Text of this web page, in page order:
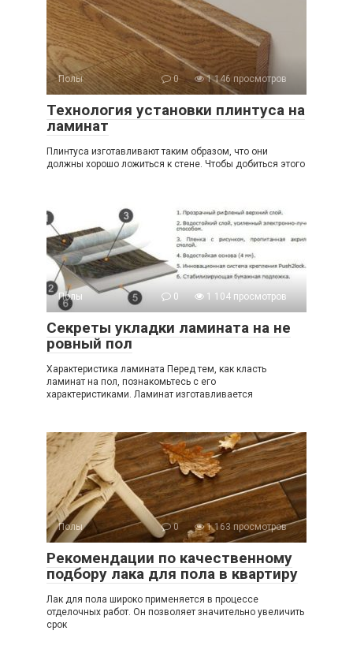
Полы 0 1 146 просмотров
Технология установки плинтуса на
ламинат
Плинтуса изготавливают таким образом, что они
должны хорошо ложиться к стене. Чтобы добиться этого
Полы 0 1 104 просмотров
Секреты укладки ламината на не
ровный пол
Характеристика ламината Перед тем, как класть
ламинат на пол, познакомьтесь с его
характеристиками. Ламинат изготавливается
Полы 0 1 163 просмотров
Рекомендации по качественному
подбору лака для пола в квартиру
Лак для пола широко применяется в процессе
отделочных работ. Он позволяет значительно увеличить
срок